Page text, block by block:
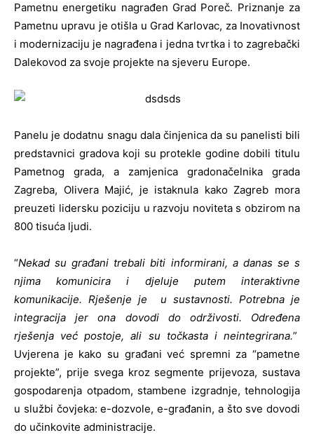
Pametnu energetiku nagrađen Grad Poreč. Priznanje za
Pametnu upravu je otišla u Grad Karlovac, za Inovativnost
i modernizaciju je nagrađena i jedna tvrtka i to zagrebački
Dalekovod za svoje projekte na sjeveru Europe.
Panelu je dodatnu snagu dala činjenica da su panelisti bili
predstavnici gradova koji su protekle godine dobili titulu
Pametnog grada, a zamjenica gradonačelnika grada
Zagreba, Olivera Majić, je istaknula kako Zagreb mora
preuzeti lidersku poziciju u razvoju noviteta s obzirom na
800 tisuća ljudi.
“Nekad su građani trebali biti informirani, a danas se s
njima komunicira i djeluje putem interaktivne
komunikacije. Rješenje je u sustavnosti. Potrebna je
integracija jer ona dovodi do održivosti. Određena
rješenja već postoje, ali su točkasta i neintegrirana.”
Uvjerena je kako su građani već spremni za “pametne
projekte”, prije svega kroz segmente prijevoza, sustava
gospodarenja otpadom, stambene izgradnje, tehnologija
u službi čovjeka: e-dozvole, e-građanin, a što sve dovodi
do učinkovite administracije.